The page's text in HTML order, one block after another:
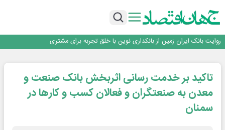
اجرای برنامه تحول بانک با تمرکز بر منابع پایدار، درآمدهای کارمزدی و بازسازی اعتماد
داد
روایت بانک ایران زمین از بانکداری نوین با خلق تجربه برای مشتری
سرپرست اداره کل روابط عمومی بیمه مرکزی منصوب شد
اجرای برنامه تحول بانک با تمرکز بر منابع پایدار، درآمدهای کارمزدی و بازسازی اعتماد
مشتریان
بانک مهر ایران بیش از ۷۰ میلیارد تومان به برنامه‌های مسئولیت اجتماعی اختصاص
تاکید بر خدمت ‌رسانی اثربخش بانک صنعت و
معدن به صنعتگران و فعالان کسب و کارها در
سمنان